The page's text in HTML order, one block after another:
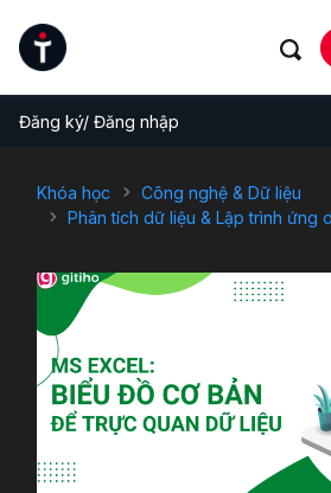
Đăng ký/ Đăng nhập
Khóa học
Công nghệ & Dữ liệu
Phân tích dữ liệu & Lập trình ứng